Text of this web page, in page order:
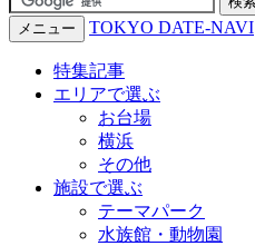
メニュー TOKYO DATE-NAVI
特集記事
エリアで選ぶ
お台場
横浜
その他
施設で選ぶ
テーマパーク
水族館・動物園